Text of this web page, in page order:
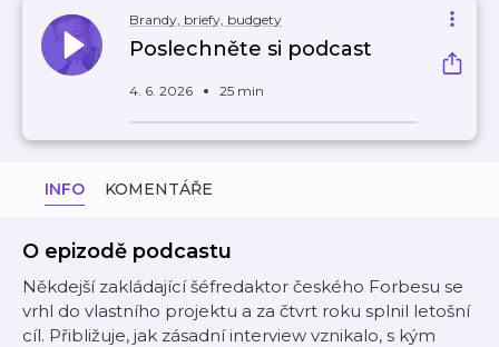
Brandy, briefy, budgety
Poslechněte si podcast
4. 6. 2026 25 min
INFO KOMENTÁŘE
O epizodě podcastu
Někdejší zakládající šéfredaktor českého Forbesu se
vrhl do vlastního projektu a za čtvrt roku splnil letošní
cíl. Přibližuje, jak zásadní interview vznikalo, s kým